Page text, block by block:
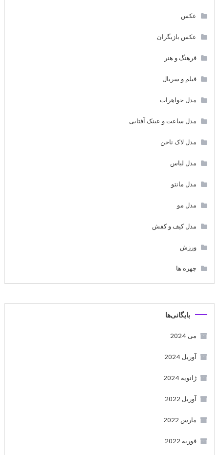
عکس
عکس بازیگران
فرهنگ و هنر
فیلم و سریال
مدل جواهرات
مدل ساعت و عینک آفتابی
مدل لاک ناخن
مدل لباس
مدل مانتو
مدل مو
مدل کیف و کفش
ورزش
چهره ها
بایگانی‌ها
می 2024
آوریل 2024
ژانویه 2024
آوریل 2022
مارس 2022
فوریه 2022